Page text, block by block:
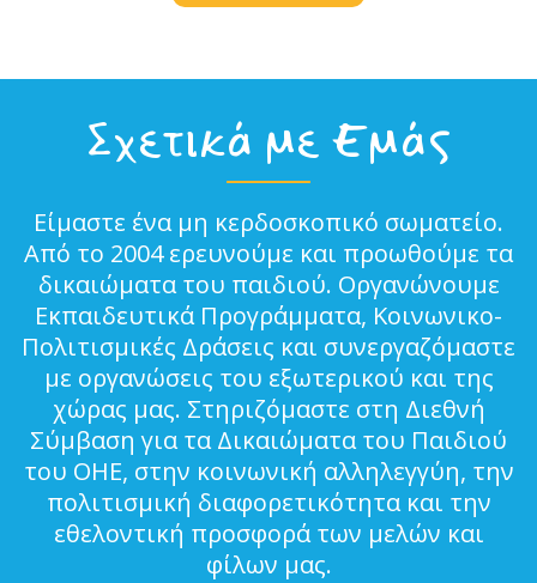
Σχετικά με Εμάς
Είμαστε ένα μη κερδοσκοπικό σωματείο.
Από το 2004 ερευνούμε και προωθούμε τα
δικαιώματα του παιδιού. Οργανώνουμε
Εκπαιδευτικά Προγράμματα, Κοινωνικο-
Πολιτισμικές Δράσεις και συνεργαζόμαστε
με οργανώσεις του εξωτερικού και της
χώρας μας. Στηριζόμαστε στη Διεθνή
Σύμβαση για τα Δικαιώματα του Παιδιού
του ΟΗΕ, στην κοινωνική αλληλεγγύη, την
πολιτισμική διαφορετικότητα και την
εθελοντική προσφορά των μελών και
φίλων μας.